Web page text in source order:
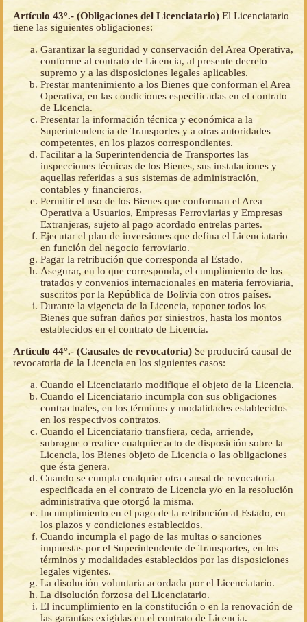
Artículo 43°.- (Obligaciones del Licenciatario) El Licenciatario
tiene las siguientes obligaciones:
Garantizar la seguridad y conservación del Area Operativa,
conforme al contrato de Licencia, al presente decreto
supremo y a las disposiciones legales aplicables.
Prestar mantenimiento a los Bienes que conforman el Area
Operativa, en las condiciones especificadas en el contrato
de Licencia.
Presentar la información técnica y económica a la
Superintendencia de Transportes y a otras autoridades
competentes, en los plazos correspondientes.
Facilitar a la Superintendencia de Transportes las
inspecciones técnicas de los Bienes, sus instalaciones y
aquellas referidas a sus sistemas de administración,
contables y financieros.
Permitir el uso de los Bienes que conforman el Area
Operativa a Usuarios, Empresas Ferroviarias y Empresas
Extranjeras, sujeto al pago acordado entrelas partes.
Ejecutar el plan de inversiones que defina el Licenciatario
en función del negocio ferroviario.
Pagar la retribución que corresponda al Estado.
Asegurar, en lo que corresponda, el cumplimiento de los
tratados y convenios internacionales en materia ferroviaria,
suscritos por la República de Bolivia con otros países.
Durante la vigencia de la Licencia, reponer todos los
Bienes que sufran daños por siniestros, hasta los montos
establecidos en el contrato de Licencia.
Artículo 44°.- (Causales de revocatoria) Se producirá causal de
revocatoria de la Licencia en los siguientes casos:
Cuando el Licenciatario modifique el objeto de la Licencia.
Cuando el Licenciatario incumpla con sus obligaciones
contractuales, en los términos y modalidades establecidos
en los respectivos contratos.
Cuando el Licenciatario transfiera, ceda, arriende,
subrogue o realice cualquier acto de disposición sobre la
Licencia, los Bienes objeto de Licencia o las obligaciones
que ésta genera.
Cuando se cumpla cualquier otra causal de revocatoria
especificada en el contrato de Licencia y/o en la resolución
administrativa que otorgó la misma.
Incumplimiento en el pago de la retribución al Estado, en
los plazos y condiciones establecidos.
Cuando incumpla el pago de las multas o sanciones
impuestas por el Superintendente de Transportes, en los
términos y modalidades establecidos por las disposiciones
legales vigentes.
La disolución voluntaria acordada por el Licenciatario.
La disolución forzosa del Licenciatario.
El incumplimiento en la constitución o en la renovación de
las garantías exigidas en el contrato de Licencia.